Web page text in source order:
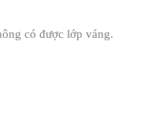
có được lớp váng.